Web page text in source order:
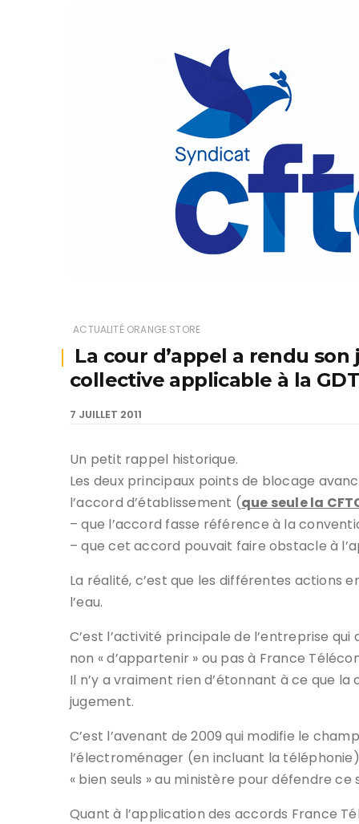
ACTUALITÉ ORANGE STORE
La cour d’appel a rendu
collective applicable à la
7 JUILLET 2011
Un petit rappel historique.
Les deux principaux points de blocage
l’accord d’établissement (que seule la
– que l’accord fasse référence à la
– que cet accord pouvait faire obstacle à
La réalité, c’est que les différentes actions
l’eau.
C’est l’activité principale de l’entreprise
non « d’appartenir » ou pas à France
Il n’y a vraiment rien d’étonnant à ce que
jugement.
C’est l’avenant de 2009 qui modifie le
l’électroménager (en incluant la
« bien seuls » au ministère pour défendre ce
Quant à l’application des accords France